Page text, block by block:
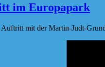
im Europapark
Auftritt mit der Martin-Judt-